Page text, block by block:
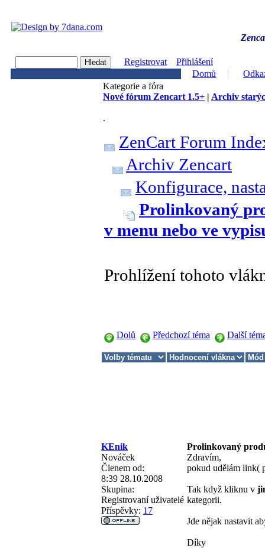
Registrovat
Přihlášení
Domů
Kategorie a fóra
Nové fórum Zencart 1.5+ | Archiv
.
ZenCart Forum
Archiv Zencart
Konfigurace,
Prolinkovaný
v menu nebo ve
Prohlížení tohoto
Dolů Předchozí téma Další
KEnik
Prolinkovaný
Nováček
Členem od:
8:39 28.10.2008
Skupina:
Registrovaní uživatelé
Příspěvky: 17
Zdravím,
pokud udělám link(
Tak když kliknu v
kategorii.
Jde nějak nastavit
Díky